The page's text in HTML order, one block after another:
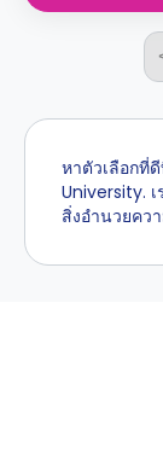
หาตัวเลือกที่
University.
สิ่งอำนวยคว